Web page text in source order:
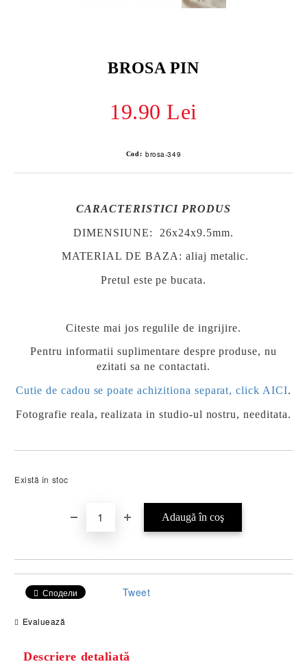
BROSA PIN
19.90 Lei
Cod: brosa-349
CARACTERISTICI PRODUS
DIMENSIUNE: 26x24x9.5mm.
MATERIAL DE BAZA: aliaj metalic.
Pretul este pe bucata.
Citeste mai jos regulile de ingrijire.
Pentru informatii suplimentare despre produse, nu
ezitati sa ne contactati.
Cutie de cadou se poate achizitiona separat, click AICI.
Fotografie reala, realizata in studio-ul nostru, needitata.
Există în stoc
Сподели Tweet
Evaluează
Descriere detaliată